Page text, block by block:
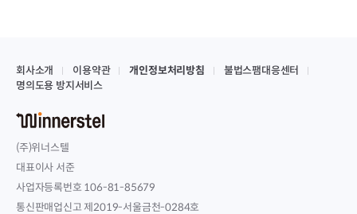
회사소개 이용약관 개인정보처리방침
불법스팸대응센터
명의도용 방지서비스
(주)위너스텔
대표이사 서준
사업자등록번호 106-81-85679
통신판매업신고 제2019-서울금천-0284호